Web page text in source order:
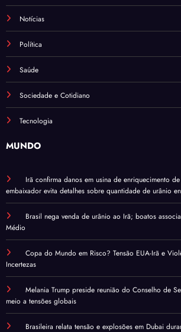
Notícias
Política
Saúde
Sociedade e Cotidiano
Tecnologia
MUNDO
Irã confirma danos em usina de enriquecimento
embaixador evita detalhes sobre quantidade de urânio
Brasil nega venda de urânio ao Irã; boatos
Médio
Copa do Mundo em Risco? Tensão EUA-Irã e
Incertezas
Melania Trump preside reunião do Conselho de
meio a tensões globais
Brasileira relata tensão e explosões em Dubai